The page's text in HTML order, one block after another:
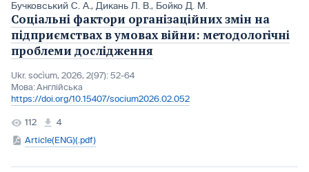
Бучковський С. А., Дикань Л. В., Бойко Д. М.
Соціальні фактори організаційних змін на
підприємствах в умовах війни: методологічні
проблеми дослідження
Ukr. socìum, 2026, 2(97): 52-64
Мова:Англійська
https://doi.org/10.15407/socium2026.02.052
112
4
Article(ENG)(.pdf)